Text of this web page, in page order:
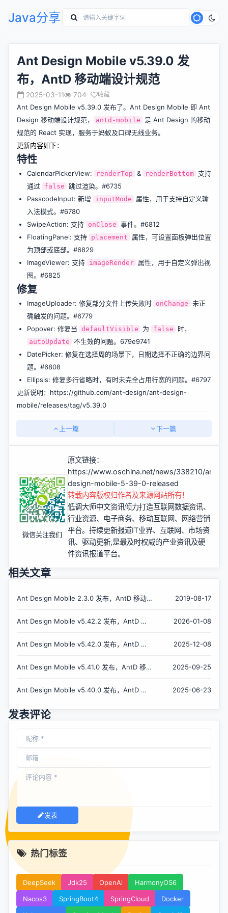
Java分享
Ant Design Mobile v5.39.0 发
布，AntD 移动端设计规范
2025-03-11 704 收藏
Ant Design Mobile v5.39.0 发布了。Ant Design Mobile 即 Ant
Design 移动端设计规范，
antd-mobile 是 Ant Design 的移动
规范的 React 实现，服务于蚂蚁及口碑无线业务。
更新内容如下：
特性
CalendarPickerView: renderTop & renderBottom
支持
通过 false 跳过渲染。 #6735
PasscodeInput: 新增
inputMode
属性，用于支持自定义输
入法模式。 #6780
SwipeAction: 支持 onClose 事件。 #6812
FloatingPanel: 支持 placement
属性，可设置面板弹出位置
为顶部或底部。 #6829
ImageViewer: 支持 imageRender
属性，用于自定义弹出视
图。 #6825
修复
ImageUploader: 修复部分文件上传失败时 onChange 未正
确触发的问题。 #6779
Popover: 修复当 defaultVisible 为 false 时，
autoUpdate 不生效的问题。679e9741
DatePicker: 修复在选择周的场景下，日期选择不正确的边界问
题。 #6808
Ellipsis: 修复多行省略时，有时未完全占用行宽的问题。 #6797
更新说明： https://github.com/ant-design/ant-design-
mobile/releases/tag/v5.39.0
上一篇 下一篇
微信关注我们
原文链接：
https://www.oschina.net/news/338210/ant-
design-mobile-5-39-0-released
转载内容版权归作者及来源网站所有！
低调大师中文资讯倾力打造互联网数据资讯、
行业资源、电子商务、移动互联网、网络营销
平台。持续更新报道IT业界、互联网、市场资
讯、驱动更新,是最及时权威的产业资讯及硬
件资讯报道平台。
相关文章
Ant Design Mobile 2.3.0 发布，AntD 移动
2019-08-17
Ant Design Mobile v5.42.2 发布，AntD 移
2026-01-08
Ant Design Mobile v5.42.0 发布，AntD 移
2025-12-08
Ant Design Mobile v5.41.0 发布，AntD 移动
2025-09-25
Ant Design Mobile v5.40.0 发布，AntD 移
2025-06-23
发表评论
发表
热门标签
DeepSeek Jdk25 OpenAi
HarmonyOS6
Nacos3
SpringBoot4 SpringCloud
Docker